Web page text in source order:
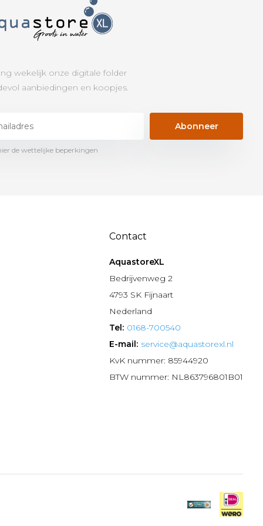
wekelijk onze digitale folder
aanbiedingen en koopjes.
Abonneer
de wettelijke beperkingen
Contact
AquastoreXL
Bedrijvenweg 2
4793 SK Fijnaart
Nederland
Tel: 0168-700540
E-mail: service@aquastorexl.nl
KvK nummer: 85944920
BTW nummer: NL863796801B01